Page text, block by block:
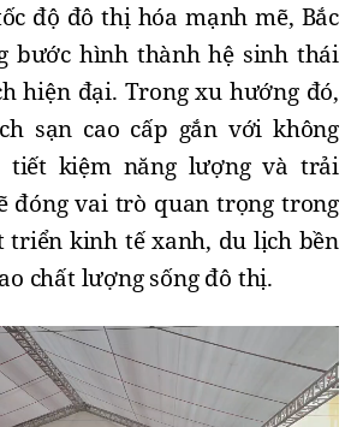
độ đô thị hóa mạnh mẽ, Bắc
bước hình thành hệ sinh thái
hiện đại. Trong xu hướng đó,
sạn cao cấp gắn với không
tiết kiệm năng lượng và trải
đóng vai trò quan trọng trong
triển kinh tế xanh, du lịch bền
chất lượng sống đô thị.